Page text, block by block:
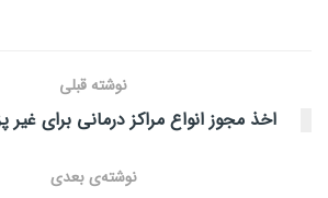
نوشته قبلی
اخذ مجوز انواع مراکز درمانی برای
نوشته‌ی بعدی